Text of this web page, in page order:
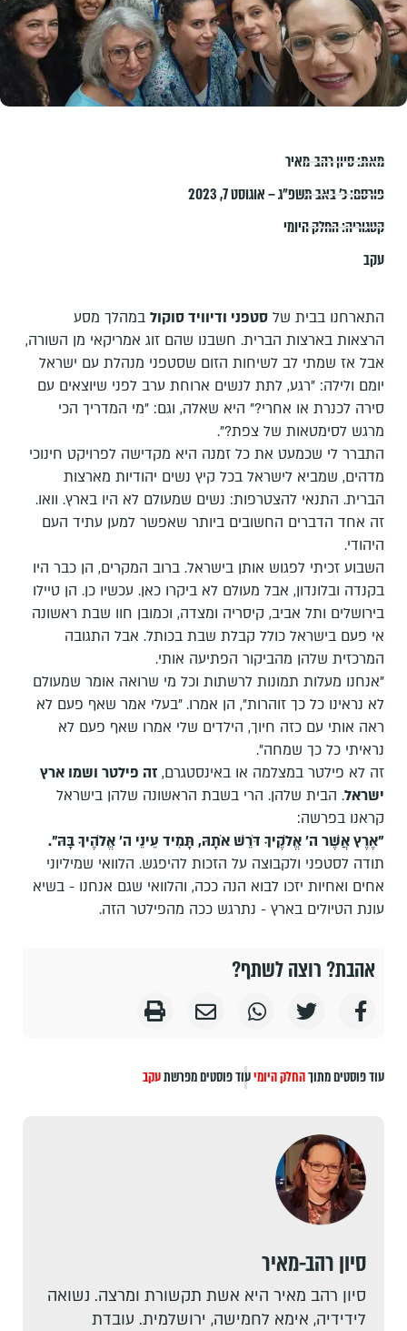
מאת:סיון רהב-מאיר
פורסם:כ׳ באב תשפ״ג – אוגוסט 7, 2023
קטגוריה:החלק היומי
עקב
התארחנו בבית של סטפני ודיוויד סוקול במהלך מסע
הרצאות בארצות הברית. חשבנו שהם זוג אמריקאי מן השורה,
אבל אז שמתי לב לשיחות הזום שסטפני מנהלת עם ישראל
יומם ולילה: "רגע, לתת לנשים ארוחת ערב לפני שיוצאים עם
סירה לכנרת או אחרי?" היא שאלה, וגם: "מי המדריך הכי
מרגש לסימטאות של צפת?".
התברר לי שכמעט את כל זמנה היא מקדישה לפרויקט חינוכי
מדהים, שמביא לישראל בכל קיץ נשים יהודיות מארצות
הברית. התנאי להצטרפות: נשים שמעולם לא היו בארץ. וואו.
זה אחד הדברים החשובים ביותר שאפשר למען עתיד העם
היהודי.
השבוע זכיתי לפגוש אותן בישראל. ברוב המקרים, הן כבר היו
בקנדה ובלונדון, אבל מעולם לא ביקרו כאן. עכשיו כן. הן טיילו
בירושלים ותל אביב, קיסריה ומצדה, וכמובן חוו שבת ראשונה
אי פעם בישראל כולל קבלת שבת בכותל. אבל התגובה
המרכזית שלהן מהביקור הפתיעה אותי.
"אנחנו מעלות תמונות לרשתות וכל מי שרואה אומר שמעולם
לא נראינו כל כך זוהרות", הן אמרו. "בעלי אמר שאף פעם לא
ראה אותי עם כזה חיוך, הילדים שלי אמרו שאף פעם לא
נראיתי כל כך שמחה".
זה לא פילטר במצלמה או באינסטגרם, זה פילטר ושמו ארץ
ישראל. הבית שלהן. הרי בשבת הראשונה שלהן בישראל
קראנו בפרשה:
"אֶרֶץ אֲשֶׁר ה' אֱלֹקֶיךָ דֹּרֵשׁ אֹתָהּ, תָּמִיד עֵינֵי ה' אֱלֹהֶיךָ בָּהּ".
תודה לסטפני ולקבוצה על הזכות להיפגש. הלוואי שמיליוני
אחים ואחיות יזכו לבוא הנה ככה, והלוואי שגם אנחנו - בשיא
עונת הטיולים בארץ - נתרגש ככה מהפילטר הזה.
אהבת? רוצה לשתף?
עוד פוסטים מתוךהחלק היומיעוד פוסטים מפרשתעקב
סיון רהב-מאיר
סיון רהב מאיר היא אשת תקשורת ומרצה. נשואה
לידידיה, אימא לחמישה, ירושלמית. עובדת